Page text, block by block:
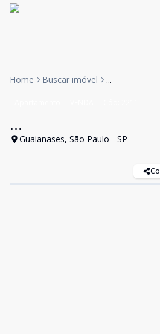
Home Buscar imóvel ...
...
Guaianases, São Paulo - SP